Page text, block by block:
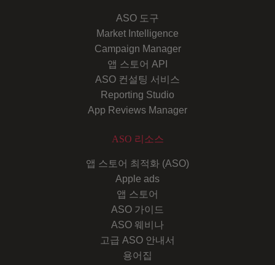
ASO 도구
Market Intelligence
Campaign Manager
앱 스토어 API
ASO 컨설팅 서비스
Reporting Studio
App Reviews Manager
ASO 리소스
앱 스토어 최적화 (ASO)
Apple ads
앱 스토어
ASO 가이드
ASO 웨비나
고급 ASO 안내서
용어집